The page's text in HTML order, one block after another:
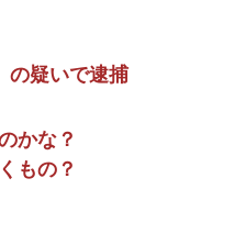
の疑いで逮捕
かな？
もの？